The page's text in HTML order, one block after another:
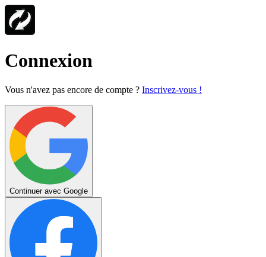
Connexion
Vous n'avez pas encore de compte ? Inscrivez-vous !
Continuer avec Google